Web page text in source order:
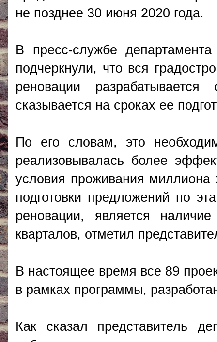
не позднее 30 июня 2020 года.
В пресс-службе
подчеркнули, что вся
реновации
сказывается на сроках ее
По его словам, это
реализовывалась более
условия проживания
подготовки предложений по
реновации, является
кварталов, отметил
В настоящее время все 89
в рамках программы,
Как сказал представитель